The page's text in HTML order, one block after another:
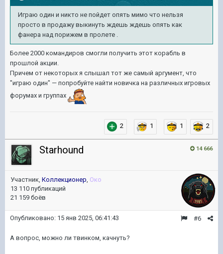
Играю один и никто не пойдет опять мимо что нельзя
просто в продажу выкинуть ждешь ждешь опять как
фанера над порижем в пролете .
Более 2000 командиров смогли получить этот корабль в
прошлой акции.
Причем от некоторых я слышал тот же самый аргумент, что
"играю один" — попробуйте найти новичка на различных игровых
форумах и группах
2 1 1 2
14 666
Starhound
Участник, Коллекционер, Око
13 110 публикаций
21 159 боёв
#6
Опубликовано: 15 янв 2025, 06:41:43
А вопрос, можно ли твинком, качнуть?